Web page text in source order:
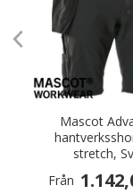
Mascot
stretch,
Från